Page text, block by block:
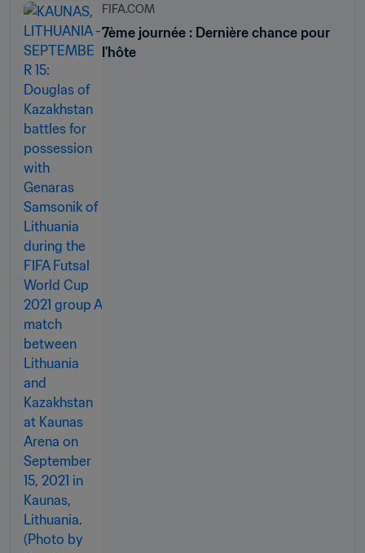
FIFA.COM
7ème journée : Dernière chance pour
l'hôte